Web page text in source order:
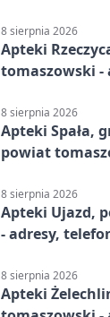
8 sierpnia 2026
Apteki
tomaszowski -
8 sierpnia 2026
Apteki Spała,
powiat
8 sierpnia 2026
Apteki Ujazd,
- adresy,
8 sierpnia 2026
Apteki